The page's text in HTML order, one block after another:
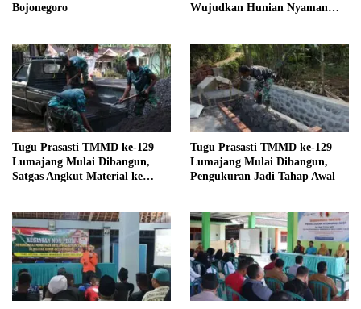
Bojonegoro
Wujudkan Hunian Nyaman
Tugu Prasasti TMMD ke-129
Lumajang Mulai Dibangun,
Satgas Angkut Material ke
Tugu Prasasti TMMD ke-129
Lumajang Mulai Dibangun,
Pengukuran Jadi Tahap Awal